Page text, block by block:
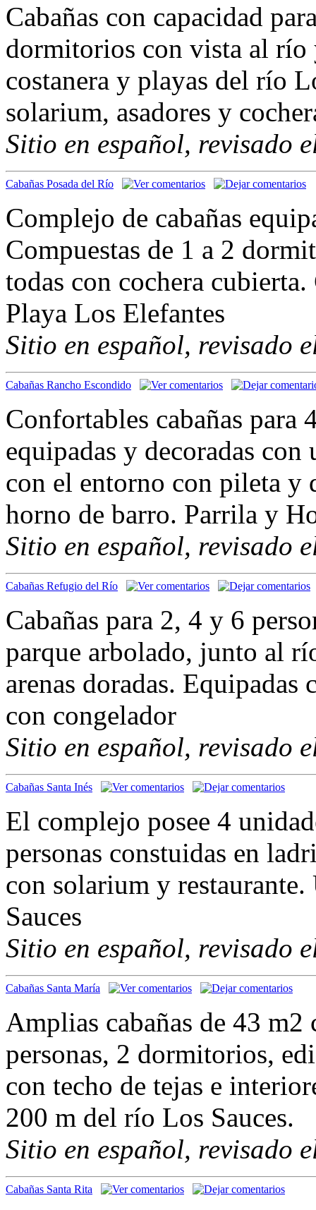
Cabañas con capacidad
dormitorios con vista al río
costanera y playas del río
solarium, asadores y
Sitio en español, revisado
Cabañas Posada del Río
Complejo de cabañas
Compuestas de 1 a 2
todas con cochera
Playa Los Elefantes
Sitio en español, revisado
Cabañas Rancho Escondido
Confortables cabañas para
equipadas y decoradas
con el entorno con pileta y
horno de barro. Parrila y
Sitio en español, revisado
Cabañas Refugio del Río
Cabañas para 2, 4 y 6
parque arbolado, junto al
arenas doradas.
con congelador
Sitio en español, revisado
Cabañas Santa Inés
El complejo posee 4
personas constuidas en
con solarium y
Sauces
Sitio en español, revisado
Cabañas Santa María
Amplias cabañas de 43 m2
personas, 2 dormitorios,
con techo de tejas e
200 m del río Los Sauces.
Sitio en español, revisado
Cabañas Santa Rita